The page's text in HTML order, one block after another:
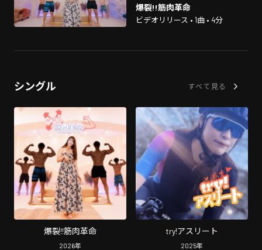
爆裂!!筋肉革命
ビデオリリース • 1曲 • 4分
シングル すべて見る
爆裂!!筋肉革命
2026年
try!アスリート
2025年